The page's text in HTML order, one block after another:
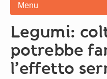
Menu
Legumi:
potrebbe
l’effetto